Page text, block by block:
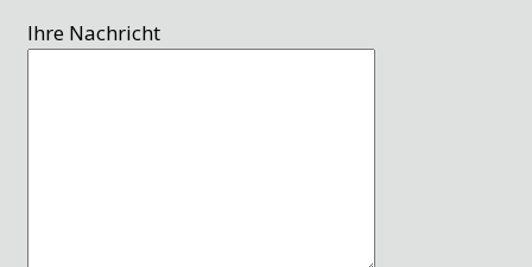
Ihre Nachricht